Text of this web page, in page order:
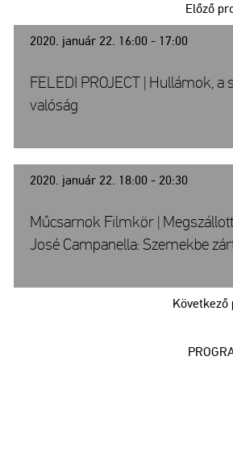
2020. január 22. 16:00 - 17:00
Előző
FELEDI PROJECT | Hullámok, a
valóság
2020. január 22. 18:00 - 20:30
Következő
Műcsarnok Filmkör |
José Campanella: Szemekbe